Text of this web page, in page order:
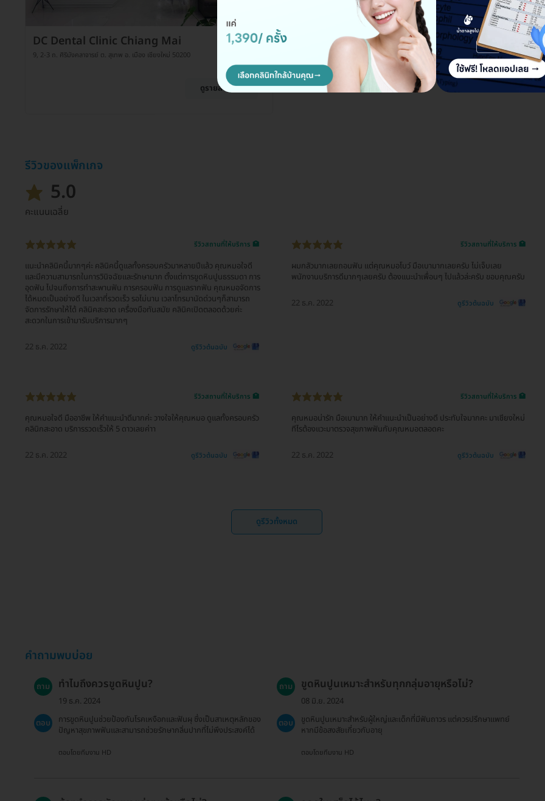
DC Dental Clinic Chiang Mai
9, 2-3 ถ. ศิริมังคลาจารย์ ต. สุเทพ อ. เมือง เชียงใหม่ 50200
ดูรายละเอียด
รีวิวของแพ็กเกจ
5.0
คะแนนเฉลี่ย
รีวิวสถานที่ให้บริการ 🏥
แนะนำคลินิคนี้มากๆค่ะ คลินิคนี้ดูแลทั้งครอบครัวมาหลายปีแล้ว คุณหมอใจดี
และมีความสามารถในการวินิจฉัยและรักษามาก ตั้งแต่การขูดหินปูนธรรมดา การ
อุดฟัน ไปจนถึงการทำสะพานฟัน การครอบฟัน การดูแลรากฟัน คุณหมอจัดการ
ได้หมดเป็นอย่างดี ในเวลาที่รวดเร็ว รอไม่นาน เวลาโทรมานัดด่วนๆก็สามารถ
จัดการรักษาให้ได้ คลินิคสะอาด เครื่องมือทันสมัย คลินิคเปิดตลอดด้วยค่ะ
สะดวกในการเข้ามารับบริการมากๆ
22 ธ.ค. 2022 ดูรีวิวต้นฉบับ
รีวิวสถานที่ให้บริการ 🏥
ผมกลัวมากเลยถอนฟัน แต่คุณหมอโบว์ มือเบามากเลยครับ ไม่เจ็บเลย
พนักงานบริการดีมากๆเลยครับ ต้องแนะนำเพื่อนๆ ไปแล้วล่ะครับ ขอบคุณครับ
22 ธ.ค. 2022 ดูรีวิวต้นฉบับ
รีวิวสถานที่ให้บริการ 🏥
คุณหมอใจดี มืออาชีพ ให้คำแนะนำดีมากค่ะ วางใจให้คุณหมอ ดูแลทั้งครอบครัว
คลินิกสะอาด บริการรวดเร็วให้ 5 ดาวเลยค่าา
22 ธ.ค. 2022 ดูรีวิวต้นฉบับ
รีวิวสถานที่ให้บริการ 🏥
คุณหมอน่ารัก มือเบามาก ให้คำแนะนำเป็นอย่างดี ประทับใจมากคะ มาเชียงใหม่
ทีไรต้องแวะมาตรวจสุขภาพฟันกับคุณหมอตลอดคะ
22 ธ.ค. 2022 ดูรีวิวต้นฉบับ
ดูรีวิวทั้งหมด
คำถามพบบ่อย
ถาม ทำไมถึงควรขูดหินปูน?
19 ธ.ค. 2024
ตอบ
การขูดหินปูนช่วยป้องกันโรคเหงือกและฟันผุ ซึ่งเป็นสาเหตุหลักของ
ปัญหาสุขภาพฟันและสามารถช่วยรักษากลิ่นปากที่ไม่พึงประสงค์ได้
ตอบโดยทีมงาน HD
ถาม ขูดหินปูนเหมาะสำหรับทุกกลุ่มอายุหรือไม่?
08 มิ.ย. 2024
ตอบ
ขูดหินปูนเหมาะสำหรับผู้ใหญ่และเด็กที่มีฟันถาวร แต่ควรปรึกษาแพทย์
หากมีข้อสงสัยเกี่ยวกับอายุ
ตอบโดยทีมงาน HD